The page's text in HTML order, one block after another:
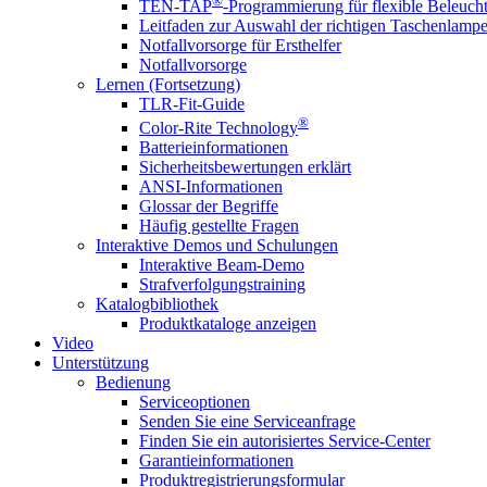
TEN-TAP -Programmierung für flexible
Leitfaden zur Auswahl der richtigen Taschenlampe
Notfallvorsorge für Ersthelfer
Notfallvorsorge
Lernen (Fortsetzung)
TLR-Fit-Guide
Color-Rite Technology®
Batterieinformationen
Sicherheitsbewertungen erklärt
ANSI-Informationen
Glossar der Begriffe
Häufig gestellte Fragen
Interaktive Demos und Schulungen
Interaktive Beam-Demo
Strafverfolgungstraining
Katalogbibliothek
Produktkataloge anzeigen
Video
Unterstützung
Bedienung
Serviceoptionen
Senden Sie eine Serviceanfrage
Finden Sie ein autorisiertes Service-Center
Garantieinformationen
Produktregistrierungsformular